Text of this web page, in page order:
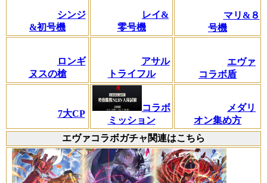
シンジ
&初号機
レイ&
零号機
マリ&８
号機
ロンギ
ヌスの槍
アサル
トライフル
エヴァ
コラボ盾
7大CP
コラボ
ミッション
メダリ
オン集め方
エヴァコラボガチャ関連はこちら